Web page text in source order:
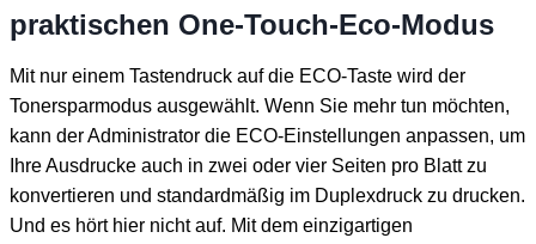
praktischen One-Touch-Eco-Modus
Mit nur einem Tastendruck auf die ECO-Taste wird der
Tonersparmodus ausgewählt. Wenn Sie mehr tun möchten,
kann der Administrator die ECO-Einstellungen anpassen, um
Ihre Ausdrucke auch in zwei oder vier Seiten pro Blatt zu
konvertieren und standardmäßig im Duplexdruck zu drucken.
Und es hört hier nicht auf. Mit dem einzigartigen